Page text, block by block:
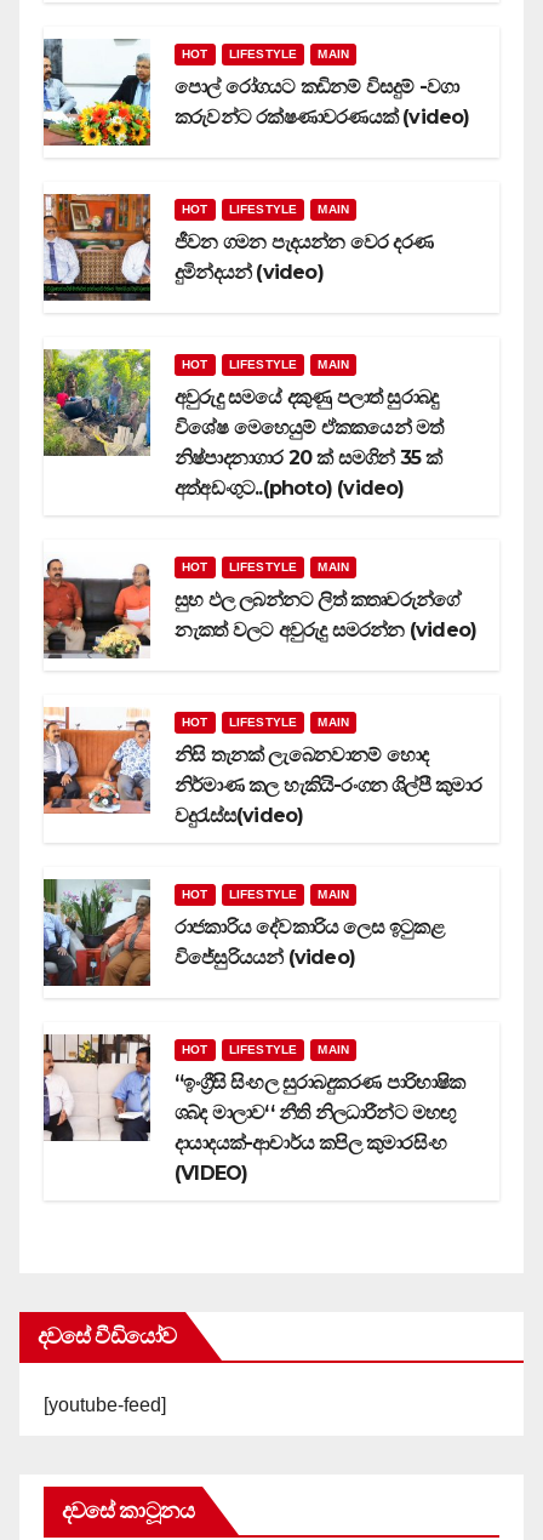
HOT LIFESTYLE MAIN
පොල් රෝගයට කඩිනම් විසදුම් -වගා
කරුවන්ට රක්ෂණාවරණයක් (video)
HOT LIFESTYLE MAIN
ජීවන ගමන පැදයන්න වෙර දරණ
දුමින්දයන් (video)
HOT LIFESTYLE MAIN
අවුරුදු සමයේ දකුණු පලාත් සුරාබදු
විශේෂ මෙහෙයුම් ඒකකයෙන් මත්
නිෂ්පාදනාගාර 20 ක් සමගින් 35 ක්
අත්අඩංගුට..(photo) (video)
HOT LIFESTYLE MAIN
සුභ ඵල ලබන්නට ලිත් කතෘවරුන්ගේ
නැකත් වලට අවුරුදු සමරන්න (video)
HOT LIFESTYLE MAIN
නිසි තැනක් ලැබෙනවානම් හොද
නිර්මාණ කල හැකියි-රංගන ශිල්පී කුමාර
වදුරැස්ස(video)
HOT LIFESTYLE MAIN
රාජකාරිය දේවකාරිය ලෙස ඉටුකළ
විජේසුරියයන් (video)
HOT LIFESTYLE MAIN
‘‘ඉංග්‍රීසි සිංහල සුරාබදුකරණ පාරිභාෂික
ශබ්ද මාලාව‘‘ නීති නිලධාරීන්ට මහඟු
දායාදයක්-ආචාර්ය කපිල කුමාරසිංහ
(VIDEO)
දවසේ වීඩියෝව
[youtube-feed]
දවසේ කාටූනය